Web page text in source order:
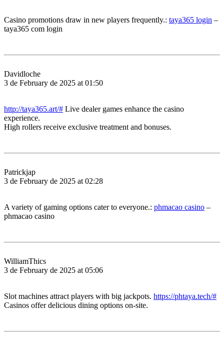
Casino promotions draw in new players frequently.: taya365 login –
taya365 com login
Davidloche
3 de February de 2025 at 01:50
http://taya365.art/# Live dealer games enhance the casino
experience.
High rollers receive exclusive treatment and bonuses.
Patrickjap
3 de February de 2025 at 02:28
A variety of gaming options cater to everyone.: phmacao casino –
phmacao casino
WilliamThics
3 de February de 2025 at 05:06
Slot machines attract players with big jackpots. https://phtaya.tech/#
Casinos offer delicious dining options on-site.